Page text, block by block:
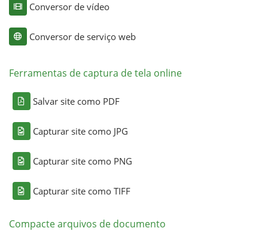
Conversor de vídeo
Conversor de serviço web
Ferramentas de captura de tela online
Salvar site como PDF
Capturar site como JPG
Capturar site como PNG
Capturar site como TIFF
Compacte arquivos de documento